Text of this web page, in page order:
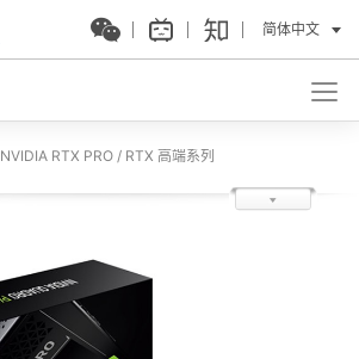
简体中文
NVIDIA RTX PRO / RTX 高端系列